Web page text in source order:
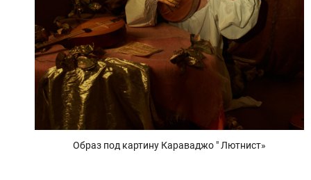
Образ под картину Караваджо " Лютнист»